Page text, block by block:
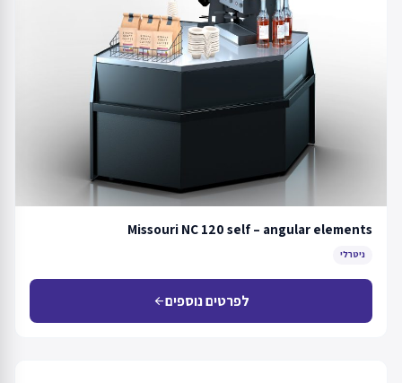
Missouri NC 120 self – angular elements
ניטרלי
לפרטים נוספיםarrow_back